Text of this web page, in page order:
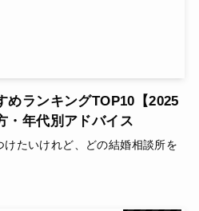
めランキングTOP10【2025
・年代別アドバイス
たいけれど、どの結婚相談所を